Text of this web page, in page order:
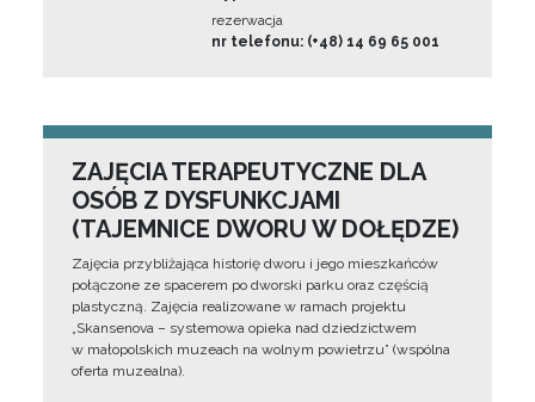
rezerwacja
nr telefonu: (+48) 14 69 65 001
ZAJĘCIA TERAPEUTYCZNE DLA
OSÓB Z DYSFUNKCJAMI
(TAJEMNICE DWORU W DOŁĘDZE)
Zajęcia przybliżająca historię dworu i jego mieszkańców
połączone ze spacerem po dworski parku oraz częścią
plastyczną. Zajęcia realizowane w ramach projektu
„Skansenova – systemowa opieka nad dziedzictwem
w małopolskich muzeach na wolnym powietrzu” (wspólna
oferta muzealna).